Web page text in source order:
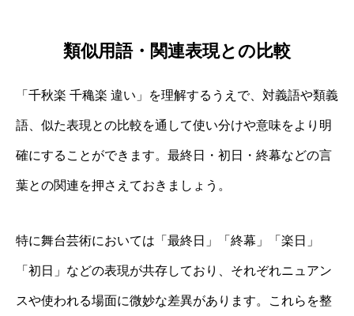
類似用語・関連表現との比較
「千秋楽 千穐楽 違い」を理解するうえで、対義語や類義
語、似た表現との比較を通して使い分けや意味をより明
確にすることができます。最終日・初日・終幕などの言
葉との関連を押さえておきましょう。
特に舞台芸術においては「最終日」「終幕」「楽日」
「初日」などの表現が共存しており、それぞれニュアン
スや使われる場面に微妙な差異があります。これらを整